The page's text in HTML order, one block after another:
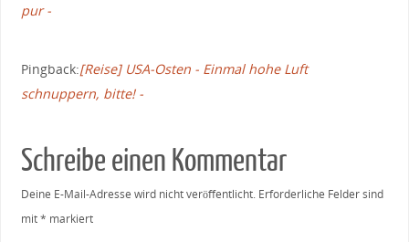
pur -
Pingback:[Reise] USA-Osten - Einmal hohe Luft
schnuppern, bitte! -
Schreibe einen Kommentar
Deine E-Mail-Adresse wird nicht veröffentlicht. Erforderliche Felder sind
mit* markiert